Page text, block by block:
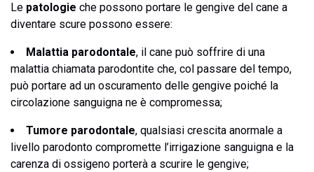
Le patologie che possono portare le gengive del cane a
diventare scure possono essere:
Malattia parodontale, il cane può soffrire di una
malattia chiamata parodontite che, col passare del tempo,
può portare ad un oscuramento delle gengive poiché la
circolazione sanguigna ne è compromessa;
Tumore parodontale, qualsiasi crescita anormale a
livello parodonto compromette l’irrigazione sanguigna e la
carenza di ossigeno porterà a scurire le gengive;